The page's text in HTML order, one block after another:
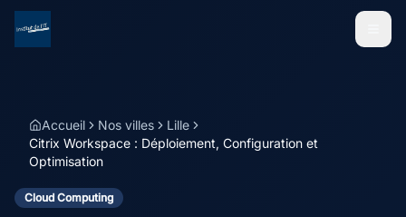
Menu
Accueil Nos villes
Lille
Citrix Workspace : Déploiement, Configuration et
Optimisation
Cloud Computing